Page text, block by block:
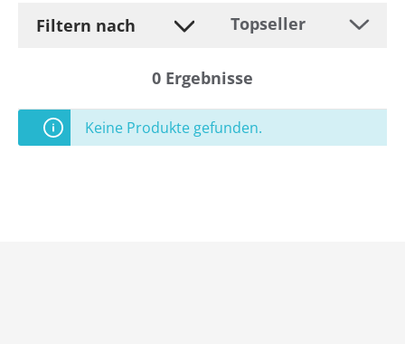
Filtern nach
0 Ergebnisse
Keine Produkte gefunden.